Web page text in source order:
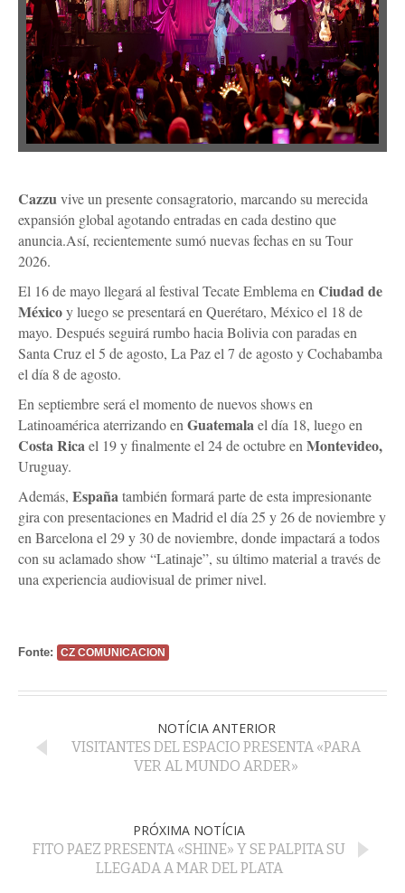
Cazzuvive un presente consagratorio, marcando su merecida
expansión global agotando entradas en cada destino que
anuncia.Así, recientemente sumó nuevas fechas en su Tour
2026.
El 16 de mayo llegará al festival Tecate Emblema en Ciudad de
Méxicoy luego se presentará en Querétaro, México el 18 de
mayo. Después seguirá rumbo hacia Bolivia con paradas en
Santa Cruz el 5 de agosto, La Paz el 7 de agosto y Cochabamba
el día 8 de agosto.
En septiembre será el momento de nuevos shows en
Latinoamérica aterrizando en Guatemalael día 18, luego en
Costa Ricael 19 y finalmente el 24 de octubre en Montevideo,
Uruguay.
Además, Españatambién formará parte de esta impresionante
gira con presentaciones en Madrid el día 25 y 26 de noviembre y
en Barcelona el 29 y 30 de noviembre, donde impactará a todos
con su aclamado show “Latinaje”, su último material a través de
una experiencia audiovisual de primer nivel.
Fonte: CZ COMUNICACION
NOTÍCIA ANTERIOR
VISITANTES DEL ESPACIO PRESENTA «PARA
VER AL MUNDO ARDER»
PRÓXIMA NOTÍCIA
FITO PAEZ PRESENTA «SHINE» Y SE PALPITA SU
LLEGADA A MAR DEL PLATA